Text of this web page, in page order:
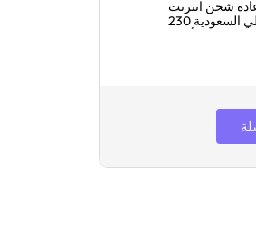
شحن انترنت
موبايلي السعودية 230